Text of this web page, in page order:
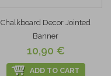
Chalkboard Decor Jointed
Banner
10,90 €
ADD TO CART